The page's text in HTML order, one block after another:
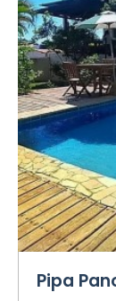
Pipa